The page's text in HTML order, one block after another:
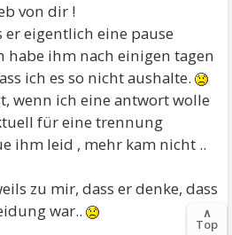
von dir !
er eigentlich eine pause
habe ihm nach einigen tagen
ich es so nicht aushalte.
wenn ich eine antwort wolle
für eine trennung
ihm leid , mehr kam nicht ..
zu mir, dass er denke, dass
war..
∧
Top